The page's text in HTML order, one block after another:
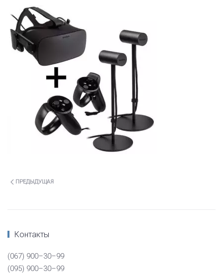
ПРЕДЫДУЩАЯ
Контакты
(067) 900–30–99
(095) 900–30–99